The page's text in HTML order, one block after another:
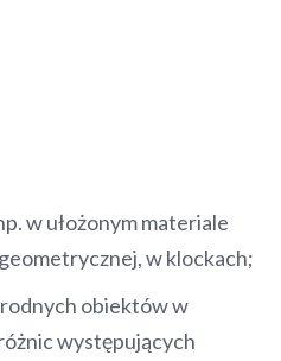
w ułożonym materiale
w klockach;
obiektów w
występujących